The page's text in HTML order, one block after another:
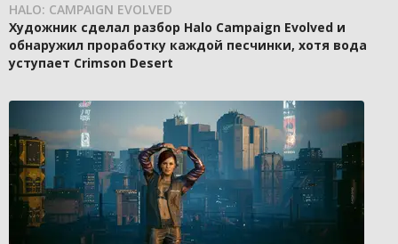
HALO: CAMPAIGN EVOLVED
Художник сделал разбор Halo Campaign Evolved и
обнаружил проработку каждой песчинки, хотя вода
уступает Crimson Desert